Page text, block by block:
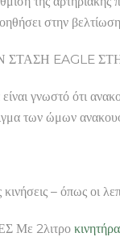
στην
ΣΤΑΣΗ EAGLE
γνωστό ότι
των ώμων
– όπως οι
Με 2λιτρο κινητήρα